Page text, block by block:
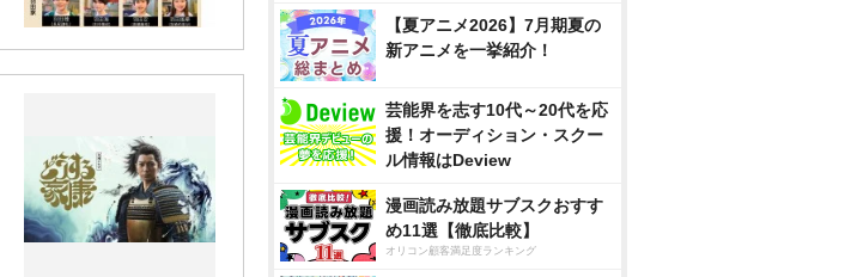
【夏アニメ2026】7月期夏の
新アニメを一挙紹介！
芸能界を志す10代～20代を応
援！オーディション・スクー
ル情報はDeview
漫画読み放題サブスクおすす
め11選【徹底比較】
オリコン顧客満足度ランキング